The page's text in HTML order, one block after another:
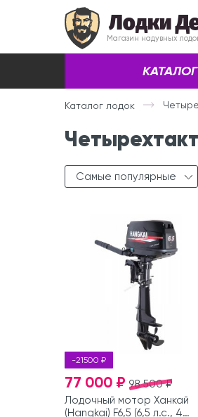
Лодки
Магазин надувных
КАТАЛОГ
Каталог лодок
Самые популярные
-21500 ₽
98 500 ₽
77 000 ₽
Лодочный мотор Ханкай
(Hangkai) F6,5 (6,5 л.с., 4